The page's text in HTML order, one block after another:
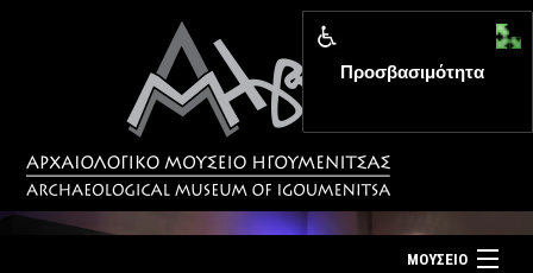
ΜΟΥΣΕΙΟ
Προσβασιμότητα